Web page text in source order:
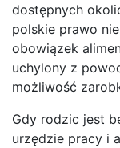
dostępnych
polskie prawo
obowiązek
uchylony z
możliwość
Gdy rodzic jest
urzędzie pracy i